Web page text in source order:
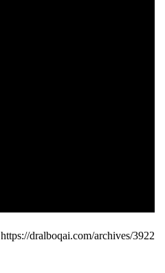
https://dralboqai.com/archives/3922